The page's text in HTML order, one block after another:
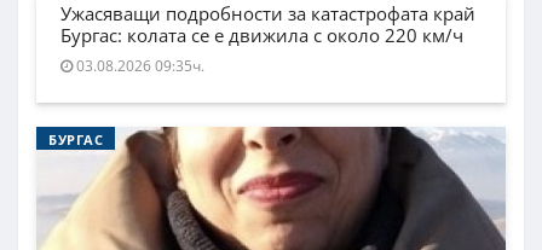
Ужасяващи подробности за катастрофата край
Бургас: колата се е движила с около 220 км/ч
03.08.2026 09:35ч.
БУРГАС